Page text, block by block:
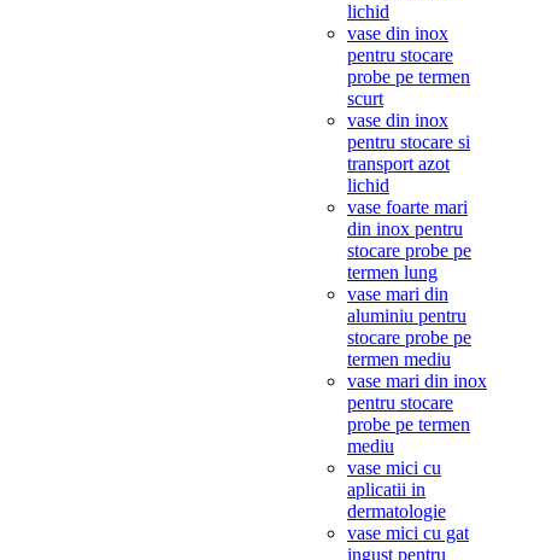
lichid
vase din inox
pentru stocare
probe pe termen
scurt
vase din inox
pentru stocare si
transport azot
lichid
vase foarte mari
din inox pentru
stocare probe pe
termen lung
vase mari din
aluminiu pentru
stocare probe pe
termen mediu
vase mari din inox
pentru stocare
probe pe termen
mediu
vase mici cu
aplicatii in
dermatologie
vase mici cu gat
ingust pentru